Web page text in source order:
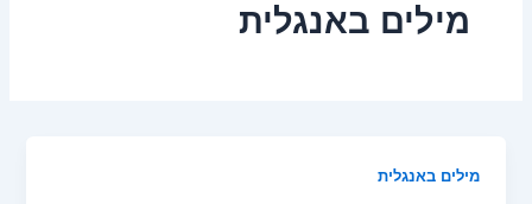
מילים באנגלית
מילים באנגלית